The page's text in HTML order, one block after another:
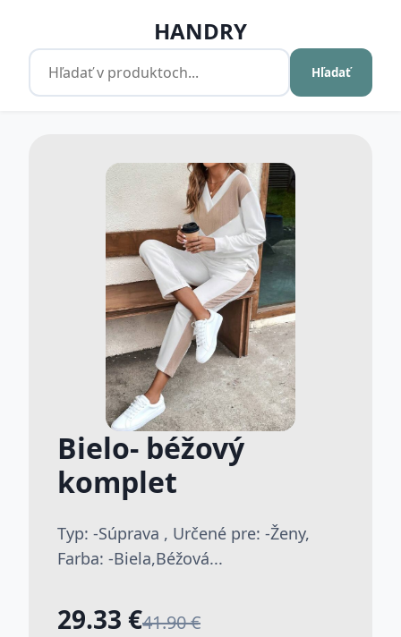
HANDRY
Hľadať
Bielo- béžový
komplet
Typ: -Súprava , Určené pre: -Ženy,
Farba: -Biela,Béžová...
29.33 €41.90 €